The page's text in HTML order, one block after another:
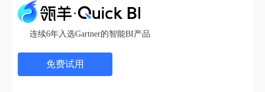
连续6年入选Gartner的智能BI产品
免费试用